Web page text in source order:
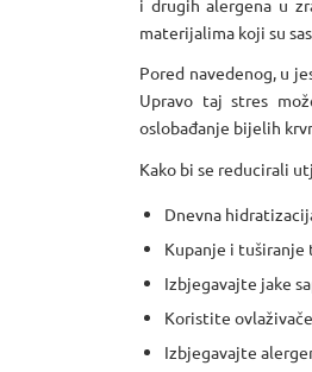
materijalima koji su
Pored navedenog, u
Upravo taj stres
oslobađanje bijelih
Kako bi se reducirali
Dnevna
Kupanje i
Izbjegavajte jake
Koristite
Izbjegavajte